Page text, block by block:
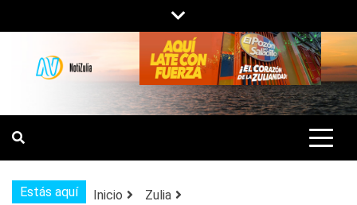
al
contenido
NOTIZULIA
NOTICIAS DEL ZULIA, VENEZUELA Y
DE INTERÉS GENERAL.
Estás aquí Inicio
Zulia